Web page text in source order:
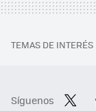
TEMAS DE INTERÉS
Síguenos